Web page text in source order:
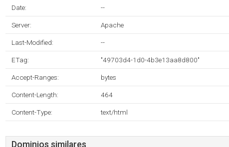
Date: --
Server: Apache
Last-Modified: --
ETag: "49703d4-1d0-4b3e13aa8d800"
Accept-Ranges: bytes
Content-Length: 464
Content-Type: text/html
Dominios similares